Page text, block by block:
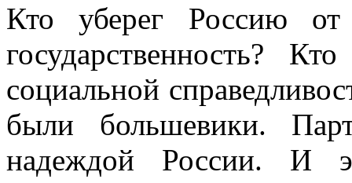
Кто уберег Россию от
государственность?
социальной
были большевики.
надеждой России. И